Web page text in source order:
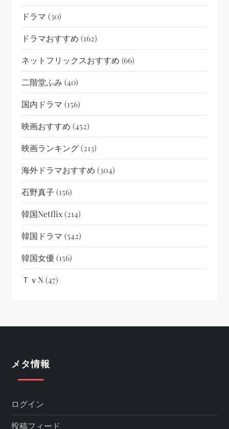
ドラマ (30)
ドラマおすすめ (162)
ネットフリックスおすすめ (66)
二階堂ふみ (40)
国内ドラマ (156)
映画おすすめ (452)
映画ランキング(213)
海外ドラマおすすめ (304)
石野真子 (156)
韓国netflix(214)
韓国ドラマ (542)
韓国女優(156)
ＴｖN(47)
メタ情報
ログイン
投稿フィード